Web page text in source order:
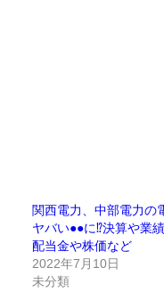
関西電力、中部電力の
ヤバい●●に⁉︎決算や業
配当金や株価など
2022年7月10日
未分類